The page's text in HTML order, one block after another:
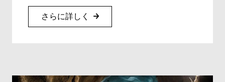
さらに詳しく